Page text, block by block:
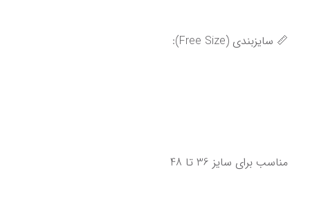
📏 سایزبندی (Free Size):
مناسب برای سایز 36 تا 48